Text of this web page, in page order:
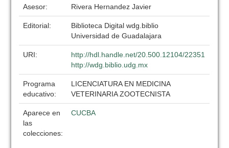
Asesor: Rivera Hernandez Javier
Editorial:
Biblioteca Digital wdg.biblio
Universidad de Guadalajara
URI:
http://hdl.handle.net/20.500.12104/22351
http://wdg.biblio.udg.mx
Programa
educativo:
LICENCIATURA EN MEDICINA
VETERINARIA ZOOTECNISTA
Aparece en
las
colecciones:
CUCBA